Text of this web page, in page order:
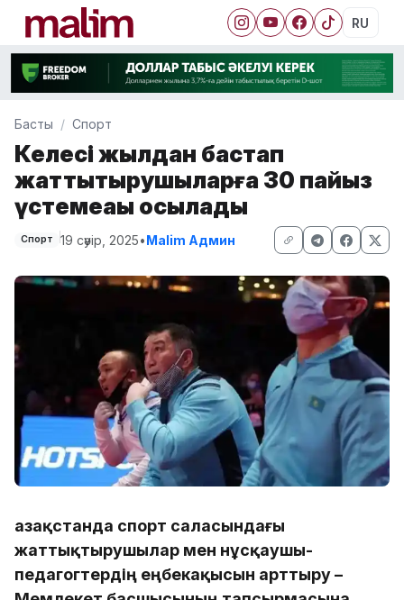
RU
Басты Спорт
Келесі жылдан бастап
жаттықтырушыларға 30 пайыз
үстемеақы қосылады
Спорт 19 сәуір, 2025•Malim Админ
Қазақстанда спорт саласындағы
жаттықтырушылар мен нұсқаушы-
педагогтердің еңбекақысын арттыру –